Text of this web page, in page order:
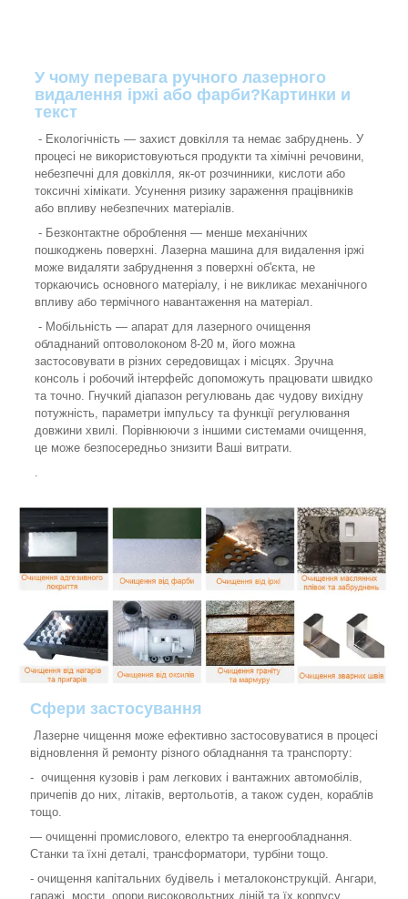
У чому перевага ручного лазерного
видалення іржі або фарби?Картинки и
текст
- Екологічність — захист довкілля та немає забруднень. У
процесі не використовуються продукти та хімічні речовини,
небезпечні для довкілля, як-от розчинники, кислоти або
токсичні хімікати. Усунення ризику зараження працівників
або впливу небезпечних матеріалів.
- Безконтактне оброблення — менше механічних
пошкоджень поверхні. Лазерна машина для видалення іржі
може видаляти забруднення з поверхні об'єкта, не
торкаючись основного матеріалу, і не викликає механічного
впливу або термічного навантаження на матеріал.
- Мобільність — апарат для лазерного очищення
обладнаний оптоволоконом 8-20 м, його можна
застосовувати в різних середовищах і місцях. Зручна
консоль і робочий інтерфейс допоможуть працювати швидко
та точно. Гнучкий діапазон регулювань дає чудову вихідну
потужність, параметри імпульсу та функції регулювання
довжини хвилі. Порівнюючи з іншими системами очищення,
це може безпосередньо знизити Ваші витрати.
.
Сфери застосування
Лазерне чищення може ефективно застосовуватися в процесі
відновлення й ремонту різного обладнання та транспорту:
- очищення кузовів і рам легкових і вантажних автомобілів,
причепів до них, літаків, вертольотів, а також суден, кораблів
тощо.
— очищенні промислового, електро та енергообладнання.
Станки та їхні деталі, трансформатори, турбіни тощо.
- очищення капітальних будівель і металоконструкцій. Ангари,
гаражі, мости, опори високовольтних ліній та їх корпусу.